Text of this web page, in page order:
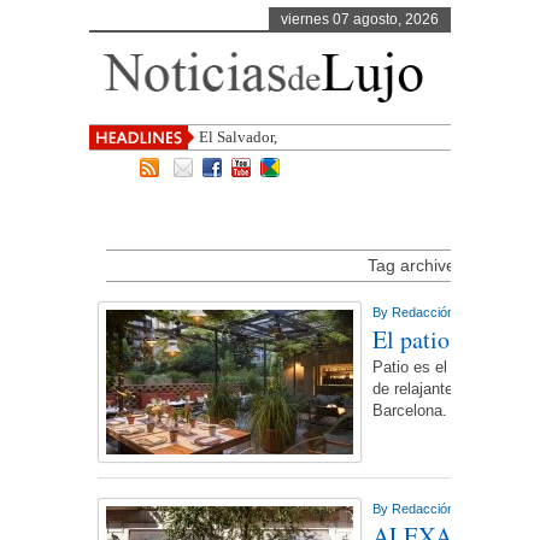
viernes 07 agosto, 2026
El Salvador, uno de los destinos c
Tag archive for ‘Hotel
By Redacción NdL
El patio del
Patio es el espacio
de relajantes
Barcelona.
By Redacción NdL